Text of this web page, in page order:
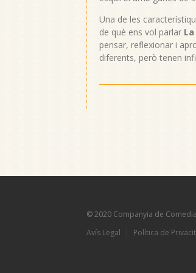
Una de les
de què ens vol parlar
pensar, reflexionar i
diferents, però tenen
© 2020 Companyia de
Avís Legal
Política de